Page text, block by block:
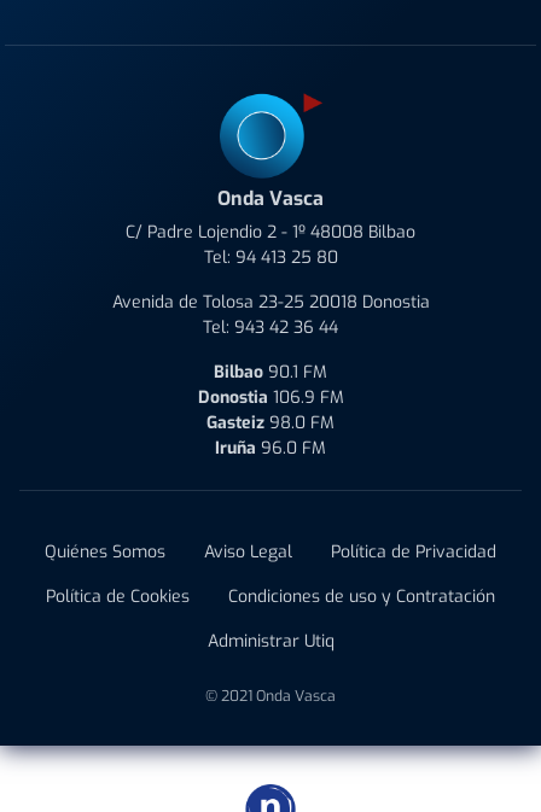
Onda Vasca
C/ Padre Lojendio 2 - 1º 48008 Bilbao
Tel: 94 413 25 80
Avenida de Tolosa 23-25 20018 Donostia
Tel: 943 42 36 44
Bilbao 90.1 FM
Donostia 106.9 FM
Gasteiz 98.0 FM
Iruña 96.0 FM
Quiénes Somos Aviso Legal
Política de Privacidad
Política de Cookies
Condiciones de uso y Contratación
Administrar Utiq
© 2021 Onda Vasca